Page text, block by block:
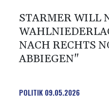
STARMER WILL
NACH RECHTS
ABBIEGEN"
POLITIK 09.05.2026